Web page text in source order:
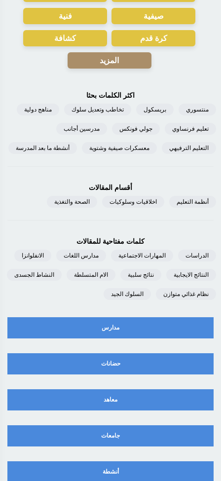
صيفية فنية
كرة قدم كشافة
المزيد
اكثر الكلمات بحثا
منتسوري بريسكول تخاطب وتعديل سلوك مناهج دولية
تعليم فرنساوي جولي فونكس مدرسين أجانب
التعليم الترفيهي معسكرات صيفية وشتوية أنشطة ما بعد المدرسة
أقسام المقالات
أنظمة التعليم اخلاقيات وسلوكيات الصحة والتغذية
كلمات مفتاحية للمقالات
الدراسات المهارات الاجتماعية مدارس اللغات الانفلوانزا
النتائج الايجابية نتائج سلبية الام المتسلطة النشاط الجسدى
نظام غذائي متوازن السلوك الجيد
مدارس
حضانات
معاهد
جامعات
أنشطة